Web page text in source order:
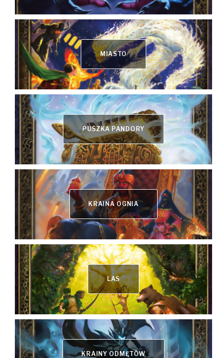
MIASTO
PUSZKA PANDORY
KRAINA OGNIA
LAS
KRAINY ODMĘTÓW